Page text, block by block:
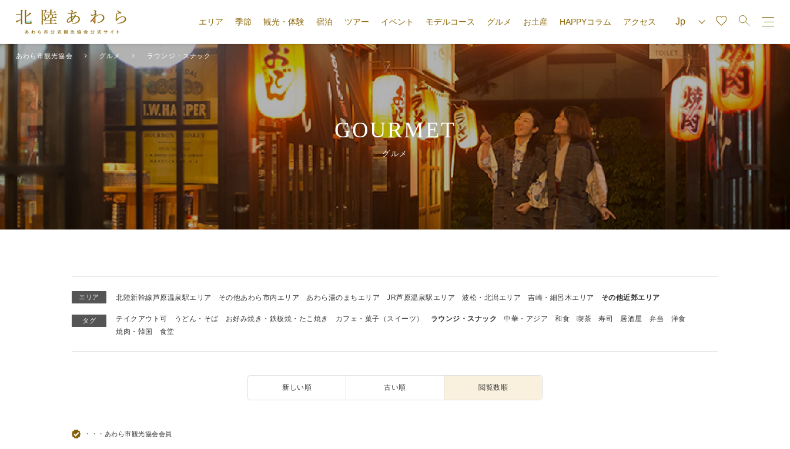
エリア 季節 観光・体験 宿泊 ツアー イベント モデルコース グルメ お土産 HAPPYコラム アクセス
あわら市観光協会 グルメ ラウンジ・スナック
GOURMET
グルメ
エリア 北陸新幹線芦原温泉駅エリア その他あわら市内エリア あわら湯のまちエリア JR芦原温泉駅エリア 波松・北潟エリア 吉崎・細呂木エリア その他近郊エリア
タグ テイクアウト可 うどん・そば お好み焼き・鉄板焼・たこ焼き カフェ・菓子（スイーツ） ラウンジ・スナック 中華・アジア 和食 喫茶 寿司 居酒屋 弁当
洋食
焼肉・韓国
食堂
新しい順 古い順 閲覧数順
・・・あわら市観光協会会員